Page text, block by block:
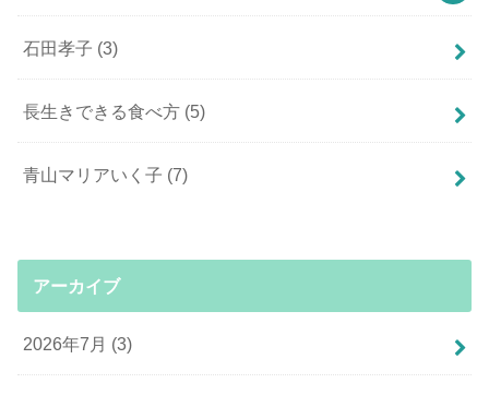
石田孝子 (3)
長生きできる食べ方 (5)
青山マリアいく子 (7)
アーカイブ
2026年7月 (3)